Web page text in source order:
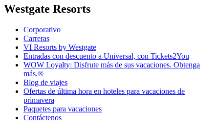
Westgate Resorts
Corporativo
Carreras
VI Resorts by Westgate
Entradas con descuento a Universal, con Tickets2You
WOW Loyalty: Disfrute más de sus vacaciones. Obtenga
más.®
Blog de viajes
Ofertas de última hora en hoteles para vacaciones de
primavera
Paquetes para vacaciones
Contáctenos